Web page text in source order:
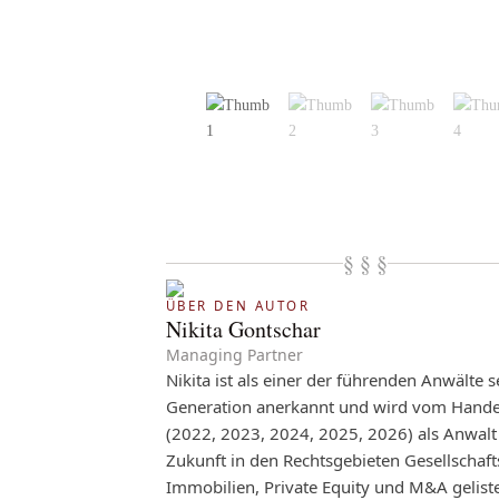
§ § §
ÜBER DEN AUTOR
Nikita Gontschar
Managing Partner
Nikita ist als einer der führenden Anwälte
Generation anerkannt und wird vom
(2022, 2023, 2024, 2025, 2026) als
Zukunft in den Rechtsgebieten
Immobilien, Private Equity und M&A